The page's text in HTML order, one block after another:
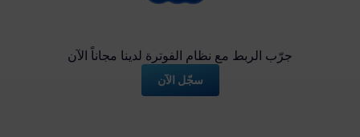
جرّب الربط مع نظام الفوترة لدينا مجاناً الآن
سجّل الآن